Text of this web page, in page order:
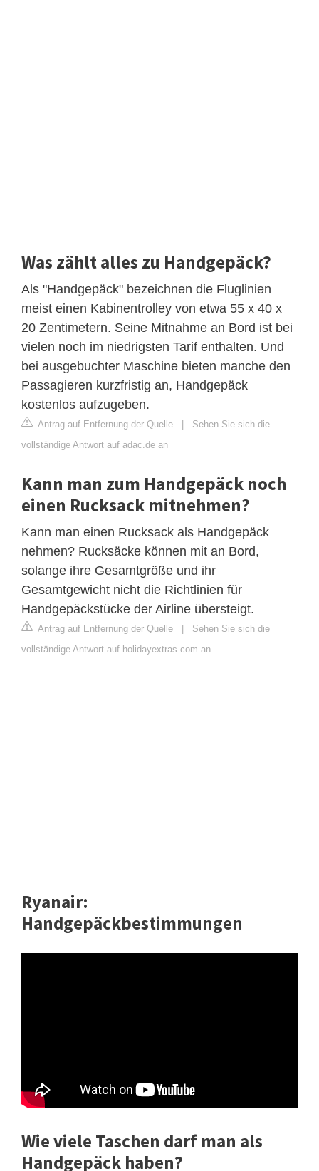
Was zählt alles zu Handgepäck?
Als "Handgepäck" bezeichnen die Fluglinien
meist einen Kabinentrolley von etwa 55 x 40 x
20 Zentimetern. Seine Mitnahme an Bord ist bei
vielen noch im niedrigsten Tarif enthalten. Und
bei ausgebuchter Maschine bieten manche den
Passagieren kurzfristig an, Handgepäck
kostenlos aufzugeben.
Antrag auf Entfernung der Quelle
Sehen Sie sich die
vollständige Antwort auf adac.de an
Kann man zum Handgepäck noch
einen Rucksack mitnehmen?
Kann man einen Rucksack als Handgepäck
nehmen? Rucksäcke können mit an Bord,
solange ihre Gesamtgröße und ihr
Gesamtgewicht nicht die Richtlinien für
Handgepäckstücke der Airline übersteigt.
Antrag auf Entfernung der Quelle
Sehen Sie sich die
vollständige Antwort auf holidayextras.com an
Ryanair:
Handgepäckbestimmungen
Wie viele Taschen darf man als
Handgepäck haben?